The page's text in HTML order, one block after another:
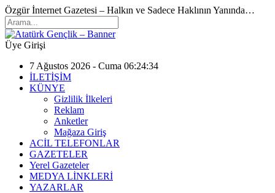
Özgür İnternet Gazetesi – Halkın ve Sadece Haklının Yanında…
Üye Girişi
7 Ağustos 2026 - Cuma 06:24:34
İLETİŞİM
KÜNYE
Gizlilik İlkeleri
Reklam
Anketler
Mağaza Giriş
ACİL TELEFONLAR
GAZETELER
Yerel Gazeteler
MEDYA LİNKLERİ
YAZARLAR